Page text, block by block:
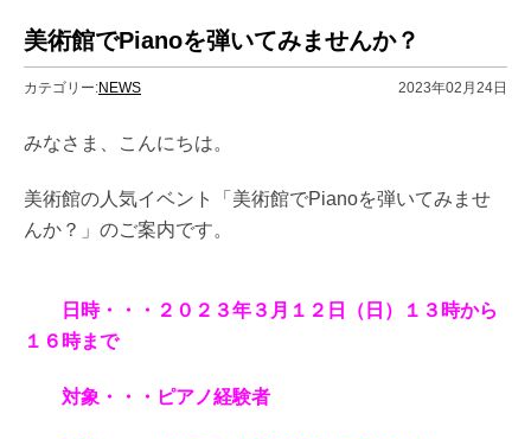
美術館でPianoを弾いてみませんか？
カテゴリー:NEWS 2023年02月24日
みなさま、こんにちは。
美術館の人気イベント「美術館でPianoを弾いてみませ
んか？」のご案内です。
日時・・・２０２３年３月１２日（日）１３時から
１６時まで
対象・・・ピアノ経験者